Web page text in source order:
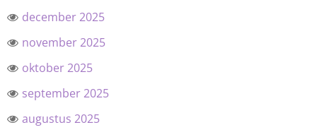
december 2025
november 2025
oktober 2025
september 2025
augustus 2025